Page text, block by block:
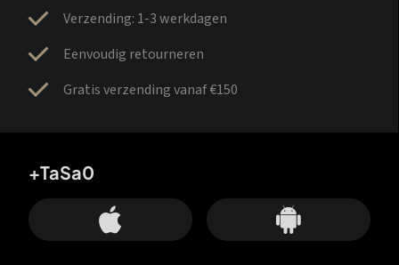
Verzending: 1-3 werkdagen
Eenvoudig retourneren
Gratis verzending vanaf €150
+TaSa0